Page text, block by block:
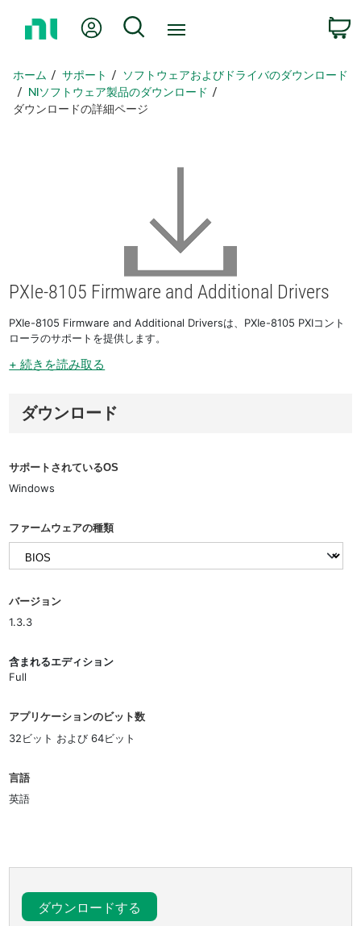
ペ
ー
ジ
Myアカウント
検索
ホーム サポート
ソフトウェアおよびドライバのダウンロード
NIソフトウェア製品のダウンロード
ダウンロードの詳細ページ
PXIe-8105 Firmware and Additional Drivers
PXIe-8105 Firmware and Additional Driversは、PXIe-8105 PXIコント
ローラのサポートを提供します。
+ 続きを読み取る
ダウンロード
サポートされているOS
Windows
ファームウェアの種類
バージョン
1.3.3
含まれるエディション
Full
アプリケーションのビット数
32ビット および 64ビット
言語
英語
ダウンロードする